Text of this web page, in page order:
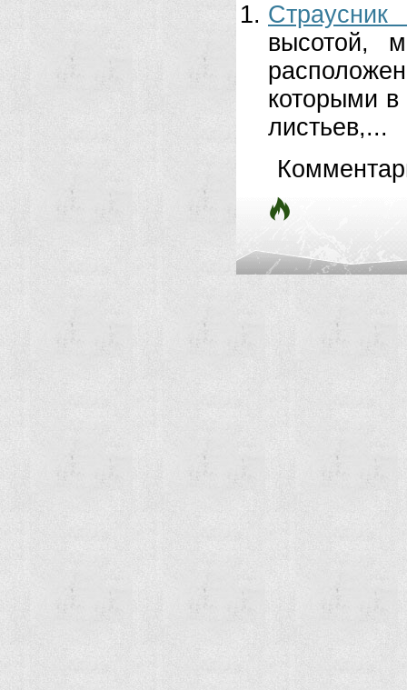
высотой,
которы­ми в
листьев,...